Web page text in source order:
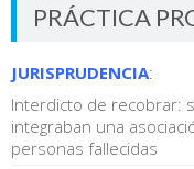
PRÁCTICA
JURISPRUDENCIA:
Interdicto de recobrar:
integraban una
personas fallecidas